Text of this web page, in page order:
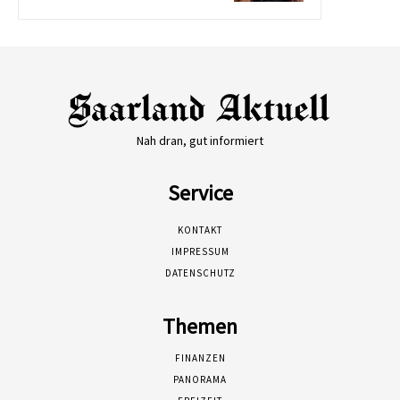
Nah dran, gut informiert
Service
KONTAKT
IMPRESSUM
DATENSCHUTZ
Themen
FINANZEN
PANORAMA